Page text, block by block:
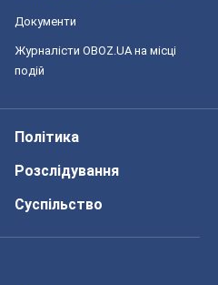
Документи
Журналісти OBOZ.UA на місці
подій
Політика
Розслідування
Суспільство